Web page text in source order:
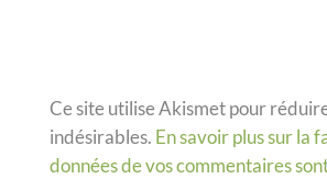
Ce site utilise Akismet pour
indésirables. En savoir plus sur la
données de vos commentaires